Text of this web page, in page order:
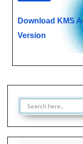
Download KMS
Version